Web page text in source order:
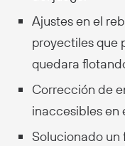
Ajustes en el
proyectiles que
quedara
Corrección de
inaccesibles en
Solucionado un